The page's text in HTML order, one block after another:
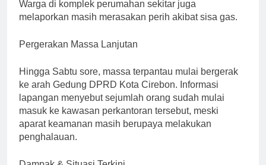
Warga di komplek perumahan sekitar juga
melaporkan masih merasakan perih akibat sisa gas.
Pergerakan Massa Lanjutan
Hingga Sabtu sore, massa terpantau mulai bergerak
ke arah Gedung DPRD Kota Cirebon. Informasi
lapangan menyebut sejumlah orang sudah mulai
masuk ke kawasan perkantoran tersebut, meski
aparat keamanan masih berupaya melakukan
penghalauan.